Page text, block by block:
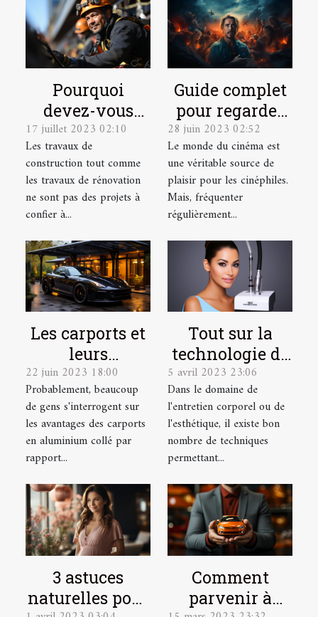
Pourquoi
devez-vous
faire appel à
des cordistes
pour vos
travaux en
hauteur ?
17 juillet 2023 02:10
Les travaux de
construction tout comme
les travaux de rénovation
ne sont pas des projets à
confier à...
Guide complet
pour regarder
des films
gratuitement
en ligne
28 juin 2023 02:52
Le monde du cinéma est
une véritable source de
plaisir pour les cinéphiles.
Mais, fréquenter
régulièrement...
Les carports et
leurs
avantages
22 juin 2023 18:00
Probablement, beaucoup
de gens s'interrogent sur
les avantages des carports
en aluminium collé par
rapport...
Tout sur la
technologie de
l'Hydrafacial
5 avril 2023 23:06
Dans le domaine de
l'entretien corporel ou de
l'esthétique, il existe bon
nombre de techniques
permettant...
3 astuces
naturelles pour
Comment
parvenir à